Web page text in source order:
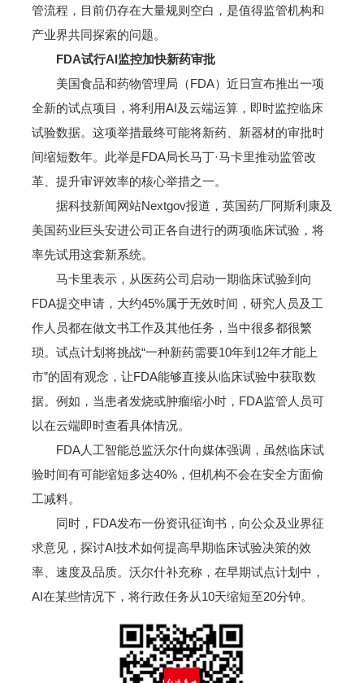
管流程，目前仍存在大量规则空白，是值得监管机构和
产业界共同探索的问题。
FDA试行AI监控加快新药审批
美国食品和药物管理局（FDA）近日宣布推出一项
全新的试点项目，将利用AI及云端运算，即时监控临床
试验数据。这项举措最终可能将新药、新器材的审批时
间缩短数年。此举是FDA局长马丁·马卡里推动监管改
革、提升审评效率的核心举措之一。
据科技新闻网站Nextgov报道，英国药厂阿斯利康及
美国药业巨头安进公司正各自进行的两项临床试验，将
率先试用这套新系统。
马卡里表示，从医药公司启动一期临床试验到向
FDA提交申请，大约45%属于无效时间，研究人员及工
作人员都在做文书工作及其他任务，当中很多都很繁
琐。试点计划将挑战“一种新药需要10年到12年才能上
市”的固有观念，让FDA能够直接从临床试验中获取数
据。例如，当患者发烧或肿瘤缩小时，FDA监管人员可
以在云端即时查看具体情况。
FDA人工智能总监沃尔什向媒体强调，虽然临床试
验时间有可能缩短多达40%，但机构不会在安全方面偷
工减料。
同时，FDA发布一份资讯征询书，向公众及业界征
求意见，探讨AI技术如何提高早期临床试验决策的效
率、速度及品质。沃尔什补充称，在早期试点计划中，
AI在某些情况下，将行政任务从10天缩短至20分钟。